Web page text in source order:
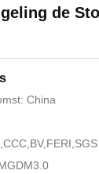
de
China